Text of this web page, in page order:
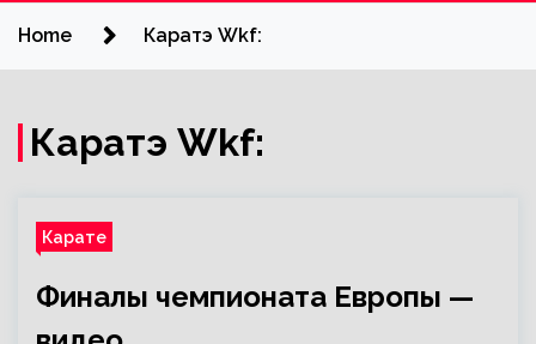
Home Каратэ Wkf:
Каратэ Wkf:
Карате
Финалы чемпионата Европы —